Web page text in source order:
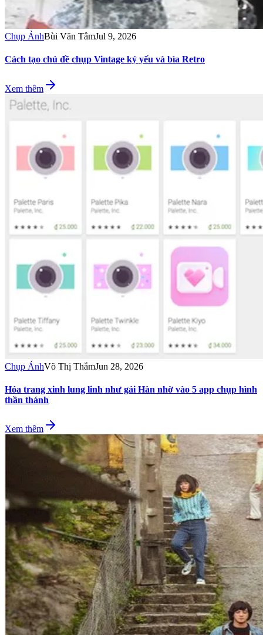
Chụp ẢnhBùi Văn TâmJul 9, 2026
Cách tạo chủ đề chụp Vintage kỷ yếu và bìa Retro
Xem thêm
Chụp ẢnhVõ Thị ThắmJun 28, 2026
Hóa trang xinh lung linh như gái Hàn nhờ vào 5 app chụp hình
thần thánh
Xem thêm